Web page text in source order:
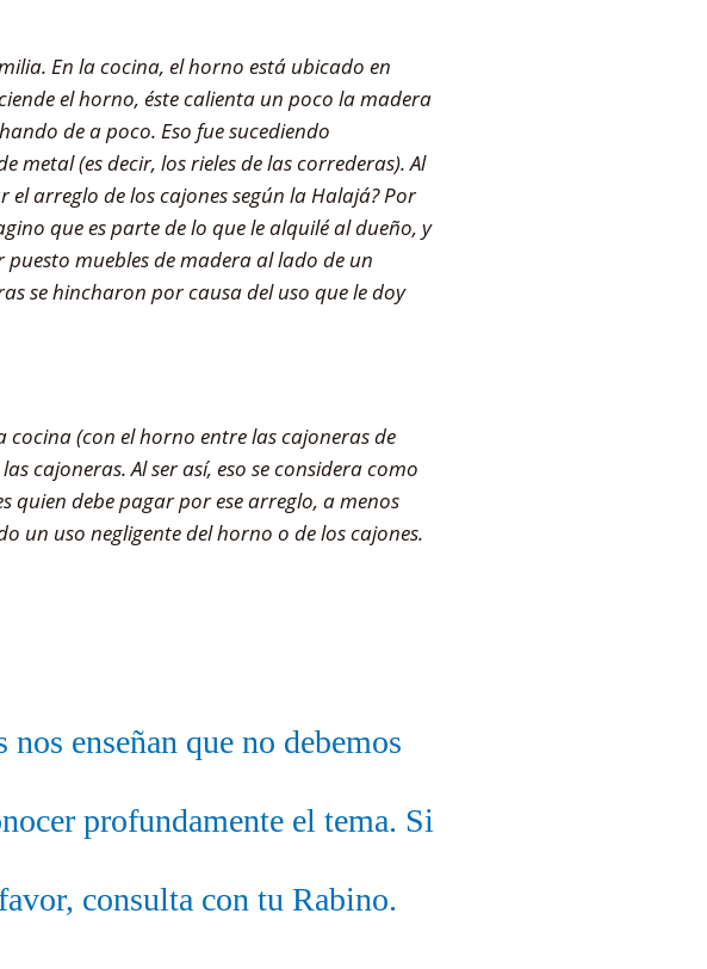
En la cocina, el horno está ubicado en
el horno, éste calienta un poco la madera
de a poco. Eso fue sucediendo
metal (es decir, los rieles de las correderas). Al
arreglo de los cajones según la Halajá? Por
que es parte de lo que le alquilé al dueño, y
muebles de madera al lado de un
se hincharon por causa del uso que le doy
cocina (con el horno entre las cajoneras de
cajoneras. Al ser así, eso se considera como
quien debe pagar por ese arreglo, a menos
un uso negligente del horno o de los cajones.
enseñan que no debemos
profundamente el tema. Si
consulta con tu Rabino.